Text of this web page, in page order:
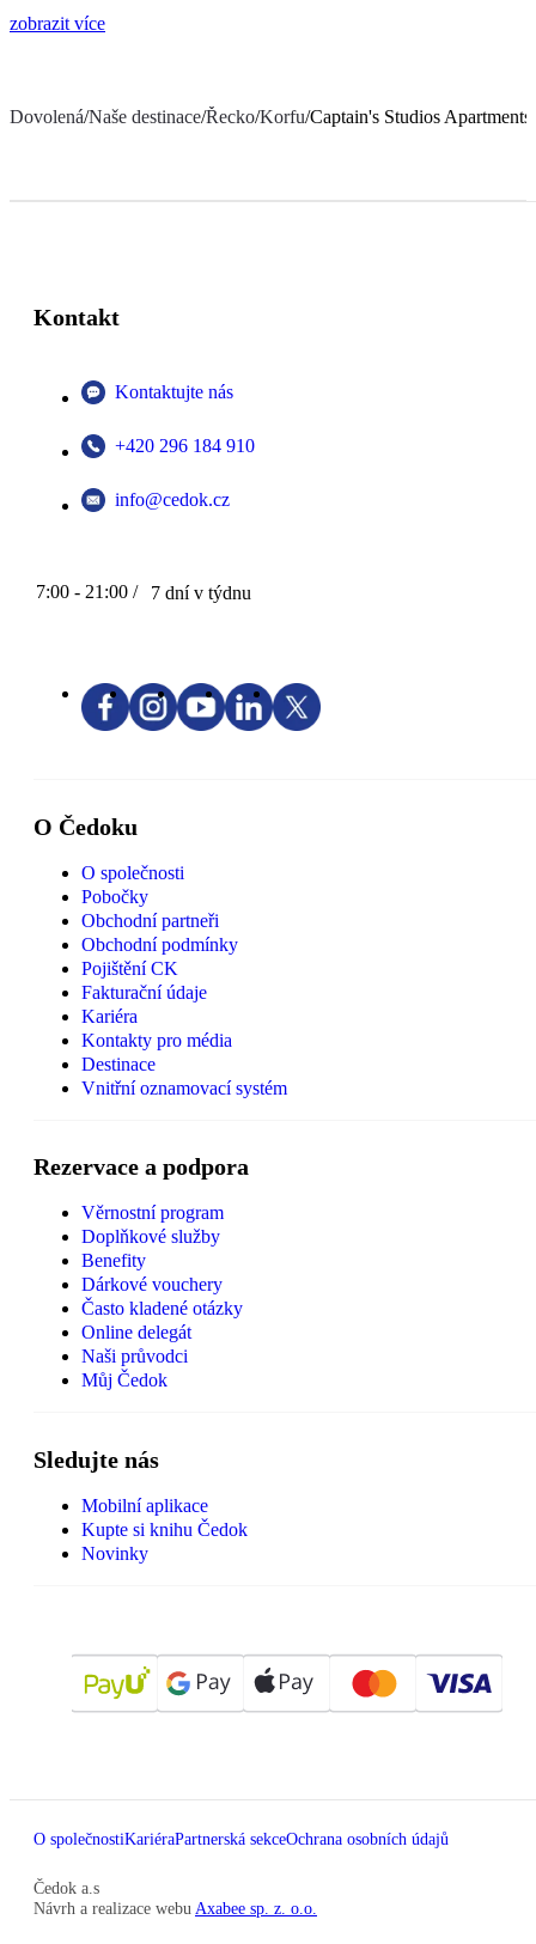
zobrazit více
Dovolená/Naše destinace/Řecko/Korfu/Captain's Studios Apartments
Kontakt
Kontaktujte nás
+420 296 184 910
info@cedok.cz
7:00 - 21:00 / 7 dní v týdnu
O Čedoku
O společnosti
Pobočky
Obchodní partneři
Obchodní podmínky
Pojištění CK
Fakturační údaje
Kariéra
Kontakty pro média
Destinace
Vnitřní oznamovací systém
Rezervace a podpora
Věrnostní program
Doplňkové služby
Benefity
Dárkové vouchery
Často kladené otázky
Online delegát
Naši průvodci
Můj Čedok
Sledujte nás
Mobilní aplikace
Kupte si knihu Čedok
Novinky
O společnostiKariéraPartnerská sekceOchrana osobních údajů
Čedok a.s
Návrh a realizace webu Axabee sp. z. o.o.